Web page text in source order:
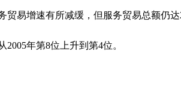
贸易增速有所减缓，但服务贸易总额仍达
2005年第8位上升到第4位。